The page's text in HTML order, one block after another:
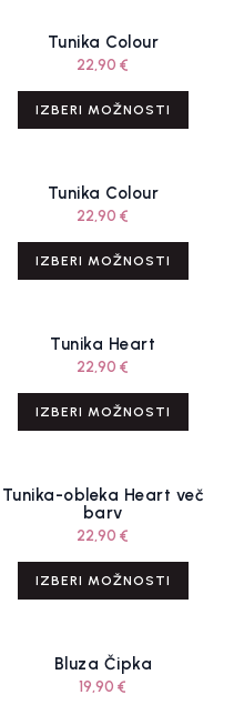
Tunika Colour
22,90€
IZBERI MOŽNOSTI
Tunika Colour
22,90€
IZBERI MOŽNOSTI
Tunika Heart
22,90€
IZBERI MOŽNOSTI
Tunika-obleka Heart več
barv
22,90€
IZBERI MOŽNOSTI
Bluza Čipka
19,90€